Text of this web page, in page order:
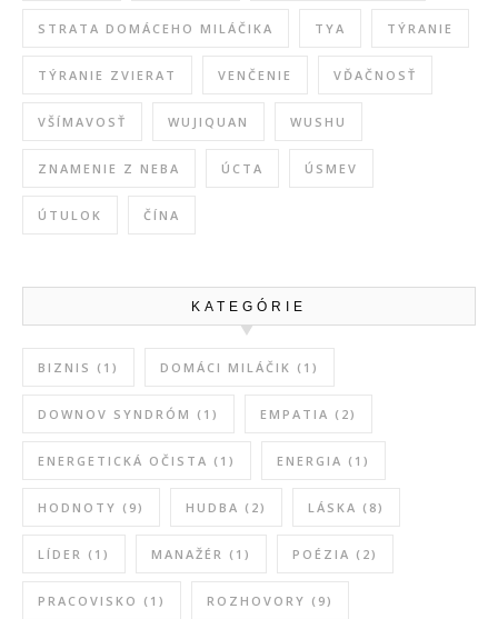
STRATA DOMÁCEHO MILÁČIKA TYA TÝRANIE
TÝRANIE ZVIERAT VENČENIE VĎAČNOSŤ
VŠÍMAVOSŤ WUJIQUAN WUSHU
ZNAMENIE Z NEBA ÚCTA ÚSMEV
ÚTULOK ČÍNA
KATEGÓRIE
BIZNIS (1) DOMÁCI MILÁČIK (1)
DOWNOV SYNDRÓM (1) EMPATIA (2)
ENERGETICKÁ OČISTA (1) ENERGIA (1)
HODNOTY (9) HUDBA (2) LÁSKA (8)
LÍDER (1) MANAŽÉR (1) POÉZIA (2)
PRACOVISKO (1) ROZHOVORY (9)